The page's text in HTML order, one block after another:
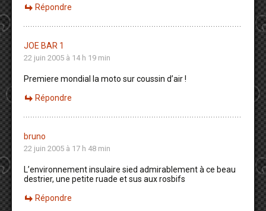
Répondre
JOE BAR 1
22 juin 2005 à 14 h 19 min
Premiere mondial la moto sur coussin d’air !
Répondre
bruno
22 juin 2005 à 17 h 48 min
L’environnement insulaire sied admirablement à ce beau
destrier, une petite ruade et sus aux rosbifs
Répondre